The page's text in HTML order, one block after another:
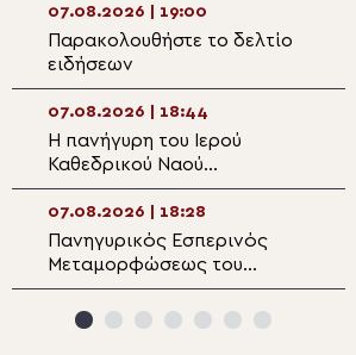
τη ζωή μας
07.08.2026 | 19:00
Παρακολουθήστε το δελτίο
ειδήσεων
07.08.2026 | 18:44
Η πανήγυρη του Ιερού
Καθεδρικού Ναού
Μεταμορφώσεως του
Σωτήρος στο Αρκαλοχώρι
07.08.2026 | 18:28
Πανηγυρικός Εσπερινός
Μεταμορφώσεως του
Σωτήρος στο Αρκαλοχώρι